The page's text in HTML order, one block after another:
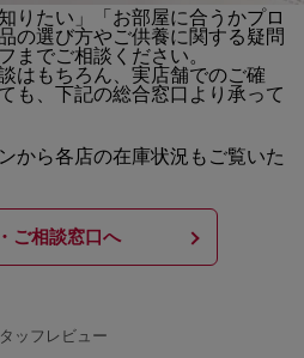
りたい」「お部屋に合うかプロ
の選び方やご供養に関する疑問
までご相談ください。
はもちろん、実店舗でのご確
も、下記の総合窓口より承って
から各店の在庫状況もご覧いた
ご相談窓口へ
ッフレビュー